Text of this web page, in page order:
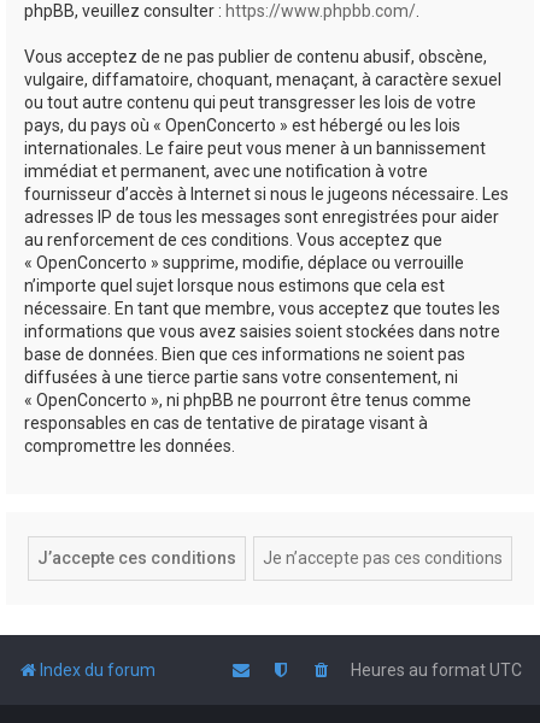
phpBB, veuillez consulter : https://www.phpbb.com/.
Vous acceptez de ne pas publier de contenu abusif, obscène,
vulgaire, diffamatoire, choquant, menaçant, à caractère sexuel
ou tout autre contenu qui peut transgresser les lois de votre
pays, du pays où « OpenConcerto » est hébergé ou les lois
internationales. Le faire peut vous mener à un bannissement
immédiat et permanent, avec une notification à votre
fournisseur d’accès à Internet si nous le jugeons nécessaire. Les
adresses IP de tous les messages sont enregistrées pour aider
au renforcement de ces conditions. Vous acceptez que
« OpenConcerto » supprime, modifie, déplace ou verrouille
n’importe quel sujet lorsque nous estimons que cela est
nécessaire. En tant que membre, vous acceptez que toutes les
informations que vous avez saisies soient stockées dans notre
base de données. Bien que ces informations ne soient pas
diffusées à une tierce partie sans votre consentement, ni
« OpenConcerto », ni phpBB ne pourront être tenus comme
responsables en cas de tentative de piratage visant à
compromettre les données.
Index du forum Heures au formatUTC